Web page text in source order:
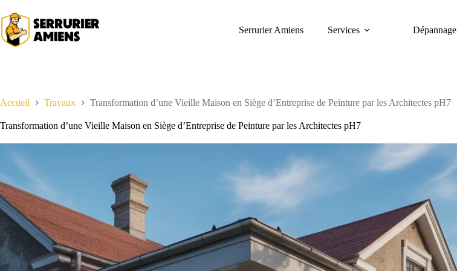
au
contenu
Serrurier Amiens Services Dépannage
Accueil Travaux Transformation d’une Vieille Maison en Siège d’Entreprise de Peinture par les Architectes pH7
Transformation d’une Vieille Maison en Siège d’Entreprise de Peinture par les Architectes pH7